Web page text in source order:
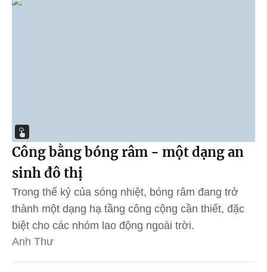
Công bằng bóng râm - một dạng an
sinh đô thị
Trong thế kỷ của sóng nhiệt, bóng râm đang trở
thành một dạng hạ tầng công cộng cần thiết, đặc
biệt cho các nhóm lao động ngoài trời.
Anh Thư